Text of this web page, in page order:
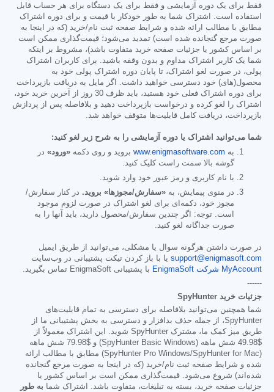
فقط برای یک دوره آزمایشی و فقط برای یک دستگاه برای هر حساب قابل
استفاده است. اشتراک شما به طور خودکار با قیمت و برای دوره اشتراک
مطابق با مطالب ارائه شده و شرایط صفحه ثبت نام/خرید (که در اینجا به
صورت مرجع گنجانده شده است) تمدید می‌شود؛ قیمت‌گذاری ممکن است
بر اساس کشور یا جزئیات صفحه خرید متفاوت باشد)، مشروط بر اینکه
شما یک کاربر اشتراک مداوم و بدون وقفه باشید. برای کاربران اشتراک
پولی، در صورت لغو اشتراک، تا پایان دوره اشتراک پولی خود به
محصول(های) خود دسترسی خواهید داشت. اگر مایل به دریافت بازپرداخت
برای دوره اشتراک فعلی خود هستید، باید ظرف 30 روز از آخرین خرید خود،
اشتراک را لغو کرده و درخواست بازپرداخت دهید و بلافاصله پس از پردازش
بازپرداخت، دریافت کامل قابلیت‌ها متوقف خواهد شد.
شما می‌توانید اشتراک یا دوره آزمایشی را به شرح زیر لغو کنید:
به www.enigmasoftware.com بروید و روی دکمه «ورود» در
گوشه بالا سمت راست کلیک کنید.
با نام کاربری و رمز عبور خود وارد شوید.
در منوی پیمایش، به «سفارش/مجوزها» بروید. در کنار سفارش/
مجوز خود، دکمه‌ای برای لغو اشتراک در صورت لزوم موجود
است. توجه: اگر چندین سفارش/محصول دارید، باید آنها را به
صورت جداگانه لغو کنید.
در صورت داشتن هرگونه سوال یا مشکلی، می‌توانید از طریق ایمیل
support@enigmasoft.com یا با باز کردن تیکت پشتیبانی در وب‌سایت
MyAccount شرکت EnigmaSoft
با پشتیبانی EnigmaSoft تماس بگیرید.
------
جزئیات خرید SpyHunter
شما همچنین می‌توانید بلافاصله برای دسترسی به تمام قابلیت‌های
SpyHunter، از جمله حذف بدافزار و دسترسی به بخش پشتیبانی ما از
طریق میز کمک ما، مشترک SpyHunter شوید. این اشتراک معمولاً از
$49.98
شش ماهه (SpyHunter Basic Windows) و $79.98
شش ماهه
(SpyHunter Pro Windows/SpyHunter for Mac) مطابق با مطالب ارائه
شده و شرایط صفحه ثبت نام/خرید (که در اینجا به صورت مرجع گنجانده
شده‌اند) شروع می‌شود. قیمت‌گذاری ممکن است بر اساس کشور یا
جزئیات صفحه خرید، بسته به تبلیغات، متفاوت باشد. اشتراک شما به طور